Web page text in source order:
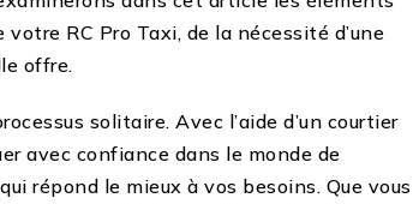
RC Pro Taxi, de la nécessité d’une
offre.
solitaire. Avec l’aide d’un courtier
avec confiance dans le monde de
répond le mieux à vos besoins. Que vous